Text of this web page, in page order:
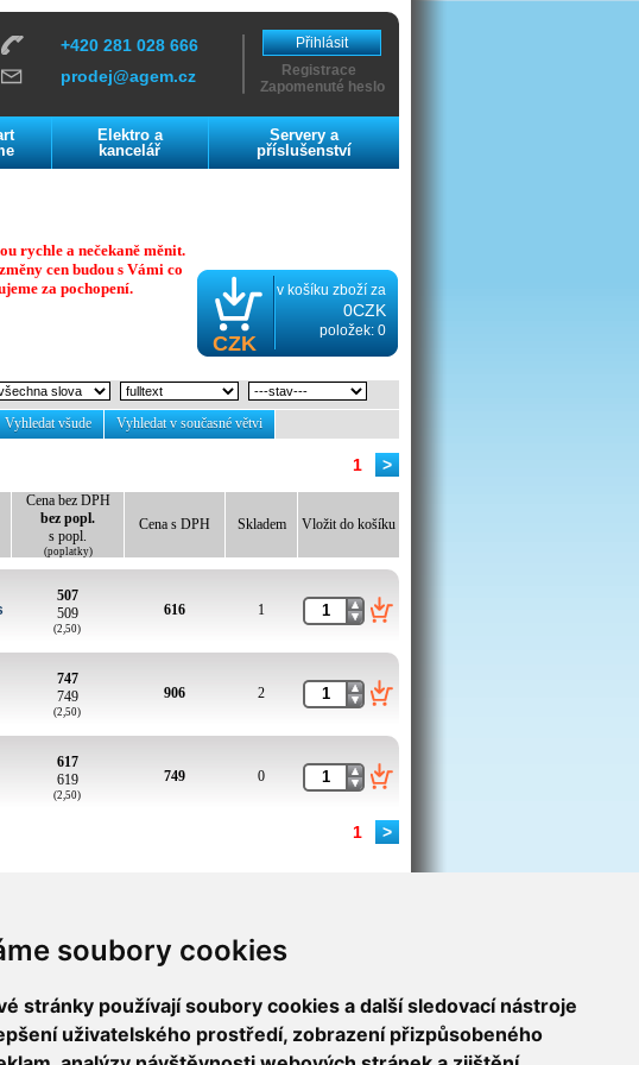
soubory cookies
stránky používají soubory cookies a další sledovací nástroje
uživatelského prostředí, zobrazení přizpůsobeného
+420 281 028 666
prodej@agem.cz
Přihlásit
Registrace
Zapomenuté heslo
Elektro a
kancelář
Servery a
příslušenství
rychle a nečekaně měnit.
cen budou s Vámi co
za pochopení.
CZK
v košíku zboží za
0CZK
položek: 0
Vyhledat v současné větvi
Vyhledat všude
>
1
Cena bez DPH
bez popl.
s popl.
(poplatky)
Cena s DPH Skladem Vložit do košíku
507
509
(2,50)
616 1
747
749
(2,50)
906 2
617
619
(2,50)
749 0
>
1